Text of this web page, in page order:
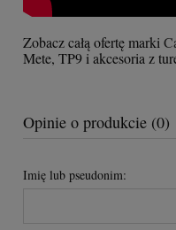
Zobacz całą ofertę marki
Mete, TP9 i akcesoria z
Opinie o produkcie (0)
Imię lub pseudonim: